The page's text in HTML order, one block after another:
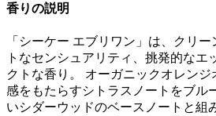
香りの説明
「シーケー エブリワン」は、クリ
トなセンシュアリティ、挑発的なエ
クトな香り。 オーガニックオレン
感をもたらすシトラスノートをブル
いシダーウッドのベースノートと組